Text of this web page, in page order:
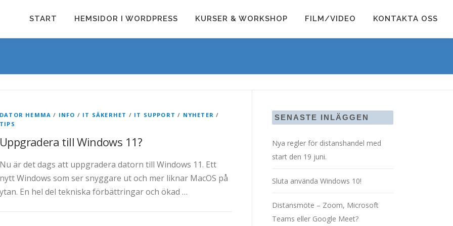
START HEMSIDOR I WORDPRESS KURSER & WORKSHOP FILM/VIDEO KONTAKTA OSS
DATOR HEMMA / INFO / IT SÄKERHET / IT SUPPORT / NYHETER /
TIPS
Uppgradera till Windows 11?
Nu är det dags att uppgradera datorn till Windows 11. Ett
nytt Windows som ser snyggare ut och mer liknar MacOS på
ytan. En hel del tekniska förbättringar och ökad …
SENASTE INLÄGGEN
Nya regler för distanshandel med
start den 19 juni.
Sluta använda Windows 10!
Distansmöte – Zoom, Microsoft
Teams eller Google Meet?